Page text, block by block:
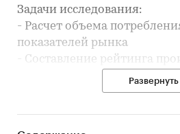
Задачи исследования:
- Расчет объема
показателей рынка
- Составление рейтинга
- Анализ цен
Развернуть